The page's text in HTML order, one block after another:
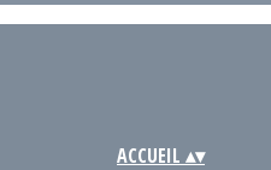
ACCUEIL ▴▾